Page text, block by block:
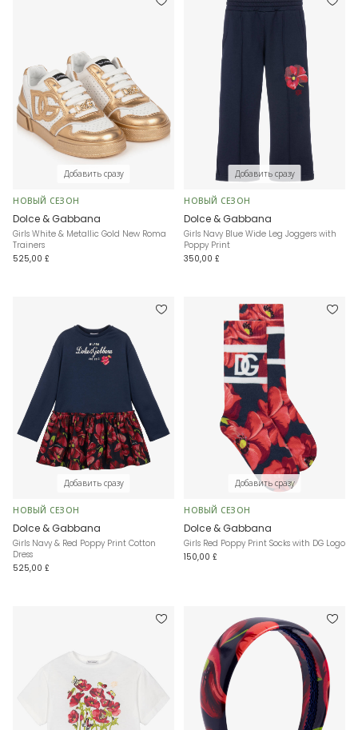
Добавить сразу
НОВЫЙ СЕЗОН
Dolce & Gabbana
Girls White & Metallic Gold New Roma
Trainers
525,00 £
Добавить сразу
НОВЫЙ СЕЗОН
Dolce & Gabbana
Girls Navy Blue Wide Leg Joggers with
Poppy Print
350,00 £
Добавить сразу
НОВЫЙ СЕЗОН
Dolce & Gabbana
Girls Navy & Red Poppy Print Cotton
Dress
525,00 £
Добавить сразу
НОВЫЙ СЕЗОН
Dolce & Gabbana
Girls Red Poppy Print Socks with DG Logo
150,00 £